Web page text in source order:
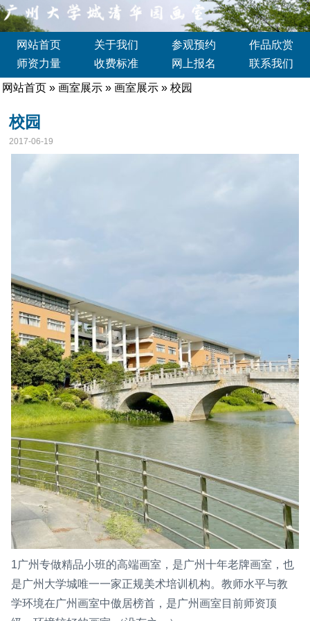
网站首页 关于我们 参观预约
作品欣赏
师资力量
收费标准 网上报名 联系我们
网站首页 » 画室展示 » 画室展示 » 校园
校园
2017-06-19
1广州专做精品小班的高端画室，是广州十年老牌画室，也
是广州大学城唯一一家正规美术培训机构。教师水平与教
学环境在广州画室中傲居榜首，是广州画室目前师资顶